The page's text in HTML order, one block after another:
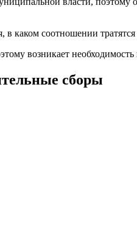
каком соотношении
возникает
сборы